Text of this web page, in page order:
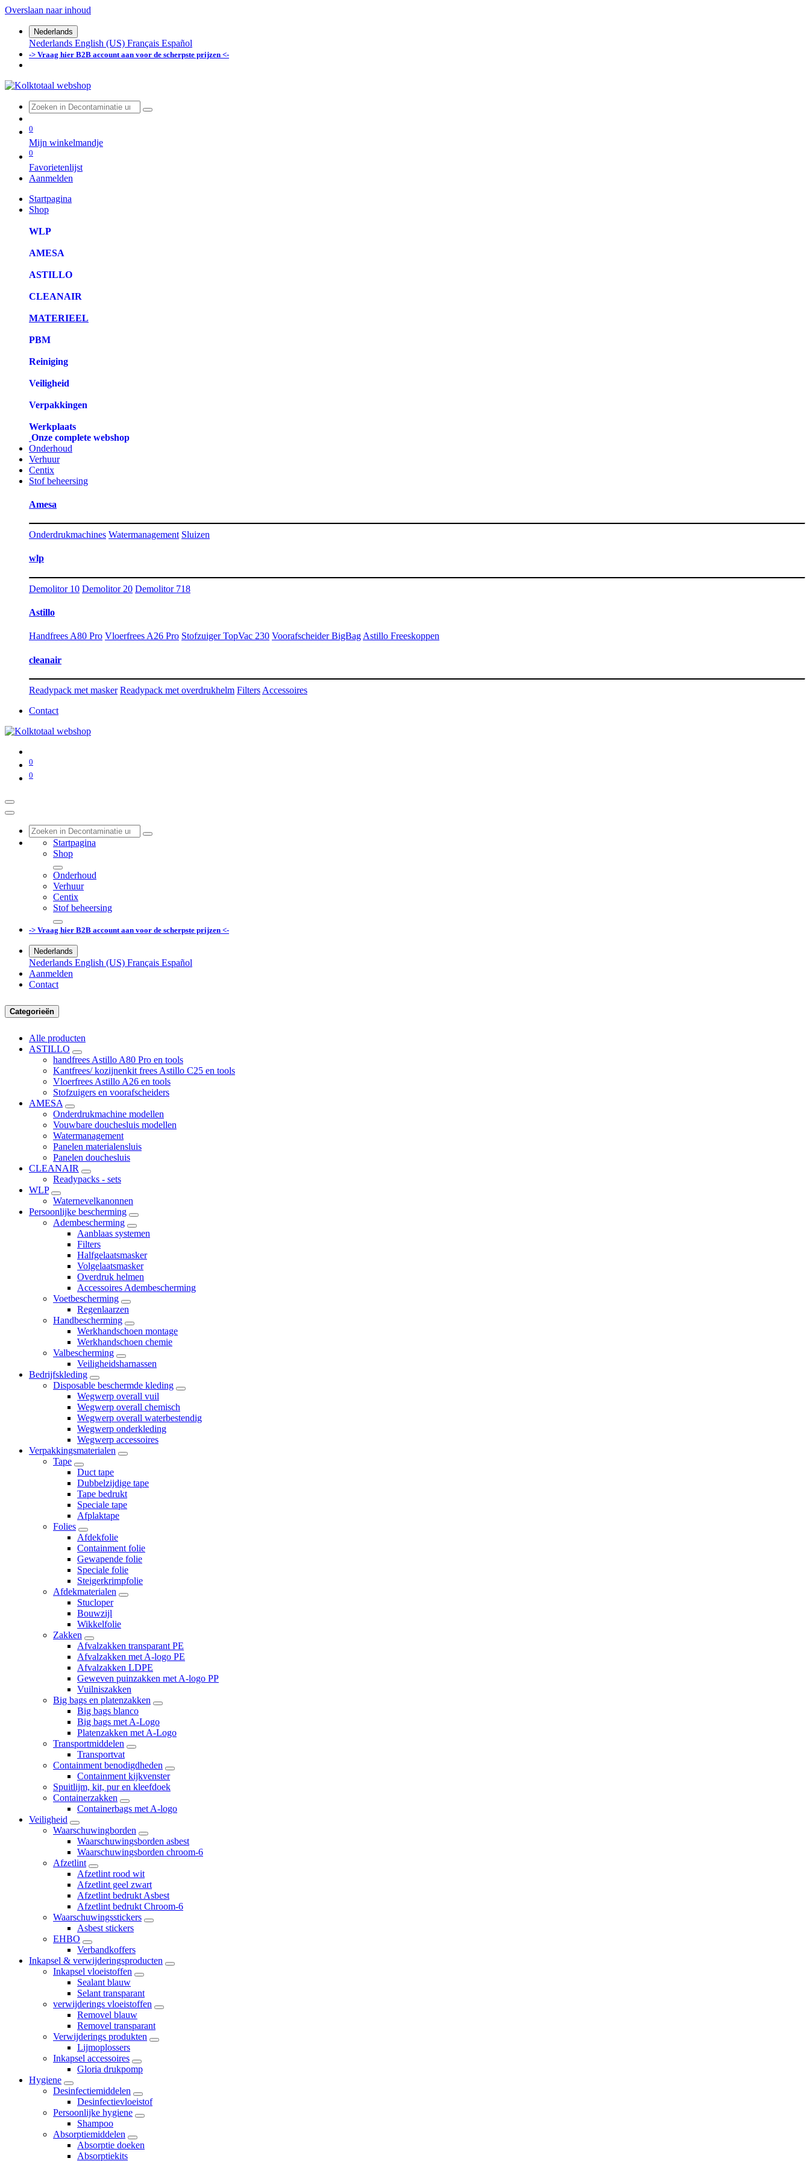
Overslaan naar inhoud
Nederlands
Nederlands English (US) Français Español
-> Vraag hier B2B account aan voor de scherpste prijzen <-
0
Mijn winkelmandje
0
Favorietenlijst
Aanmelden
Startpagina
Shop
WLP
AMESA
ASTILLO
CLEANAIR
MATERIEEL
PBM
Reiniging
Veiligheid
Verpakkingen
Werkplaats
Onze complete webshop
Onderhoud
Verhuur
Centix
Stof beheersing
Amesa
Onderdrukmachines Watermanagement Sluizen
wlp
Demolitor 10 Demolitor 20 Demolitor 718
Astillo
Handfrees A80 Pro Vloerfrees A26 Pro Stofzuiger TopVac 230 Voorafscheider BigBag Astillo Freeskoppen
cleanair
Readypack met masker Readypack met overdrukhelm Filters Accessoires
Contact
0
0
Startpagina
Shop
Onderhoud
Verhuur
Centix
Stof beheersing
-> Vraag hier B2B account aan voor de scherpste prijzen <-
Nederlands
Nederlands English (US) Français Español
Aanmelden
Contact
Categorieën
Alle producten
ASTILLO
handfrees Astillo A80 Pro en tools
Kantfrees/ kozijnenkit frees Astillo C25 en tools
Vloerfrees Astillo A26 en tools
Stofzuigers en voorafscheiders
AMESA
Onderdrukmachine modellen
Vouwbare douchesluis modellen
Watermanagement
Panelen materialensluis
Panelen douchesluis
CLEANAIR
Readypacks - sets
WLP
Waternevelkanonnen
Persoonlijke bescherming
Adembescherming
Aanblaas systemen
Filters
Halfgelaatsmasker
Volgelaatsmasker
Overdruk helmen
Accessoires Adembescherming
Voetbescherming
Regenlaarzen
Handbescherming
Werkhandschoen montage
Werkhandschoen chemie
Valbescherming
Veiligheidsharnassen
Bedrijfskleding
Disposable beschermde kleding
Wegwerp overall vuil
Wegwerp overall chemisch
Wegwerp overall waterbestendig
Wegwerp onderkleding
Wegwerp accessoires
Verpakkingsmaterialen
Tape
Duct tape
Dubbelzijdige tape
Tape bedrukt
Speciale tape
Afplaktape
Folies
Afdekfolie
Containment folie
Gewapende folie
Speciale folie
Steigerkrimpfolie
Afdekmaterialen
Stucloper
Bouwzijl
Wikkelfolie
Zakken
Afvalzakken transparant PE
Afvalzakken met A-logo PE
Afvalzakken LDPE
Geweven puinzakken met A-logo PP
Vuilniszakken
Big bags en platenzakken
Big bags blanco
Big bags met A-Logo
Platenzakken met A-Logo
Transportmiddelen
Transportvat
Containment benodigdheden
Containment kijkvenster
Spuitlijm, kit, pur en kleefdoek
Containerzakken
Containerbags met A-logo
Veiligheid
Waarschuwingborden
Waarschuwingsborden asbest
Waarschuwingsborden chroom-6
Afzetlint
Afzetlint rood wit
Afzetlint geel zwart
Afzetlint bedrukt Asbest
Afzetlint bedrukt Chroom-6
Waarschuwingsstickers
Asbest stickers
EHBO
Verbandkoffers
Inkapsel & verwijderingsproducten
Inkapsel vloeistoffen
Sealant blauw
Selant transparant
verwijderings vloeistoffen
Removel blauw
Removel transparant
Verwijderings produkten
Lijmoplossers
Inkapsel accessoires
Gloria drukpomp
Hygiene
Desinfectiemiddelen
Desinfectievloeistof
Persoonlijke hygiene
Shampoo
Absorptiemiddelen
Absorptie doeken
Absorptiekits